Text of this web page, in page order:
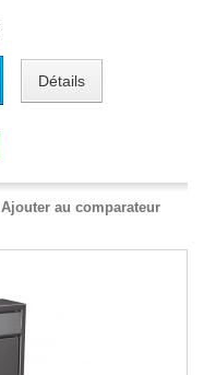
Détails
Ajouter au comparateur